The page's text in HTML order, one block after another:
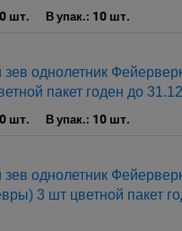
шт. В упак.: 10 шт.
однолетник
пакет годен до
шт. В упак.: 10 шт.
однолетник
3 шт цветной пакет